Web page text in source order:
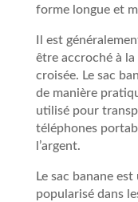
forme longue et
Il est
être accroché à
croisée. Le sac
de manière
utilisé pour
téléphones
l’argent.
Le sac banane
popularisé dans